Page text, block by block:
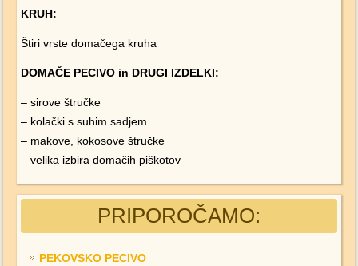
KRUH:
Štiri vrste domačega kruha
DOMAČE PECIVO in DRUGI IZDELKI:
– sirove štručke
– kolački s suhim sadjem
– makove, kokosove štručke
– velika izbira domačih piškotov
PRIPOROČAMO:
PEKOVSKO PECIVO